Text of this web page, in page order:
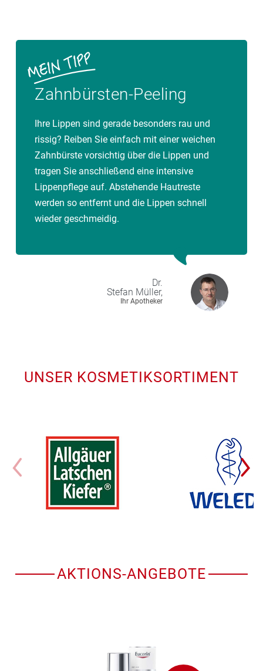
Zahnbürsten-Peeling
Ihre Lippen sind gerade besonders rau und
rissig? Reiben Sie einfach mit einer weichen
Zahnbürste vorsichtig über die Lippen und
tragen Sie anschließend eine intensive
Lippenpflege auf. Abstehende Hautreste
werden so entfernt und die Lippen schnell
wieder geschmeidig.
Dr.
Stefan Müller,
Ihr Apotheker
UNSER KOSMETIKSORTIMENT
AKTIONS-ANGEBOTE